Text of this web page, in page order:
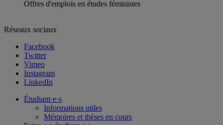
Offres d'emplois en études féministes
Réseaux sociaux
Facebook
Twitter
Vimeo
Instagram
LinkedIn
Étudiant·e·s
Informations utiles
Mémoires et thèses en cours